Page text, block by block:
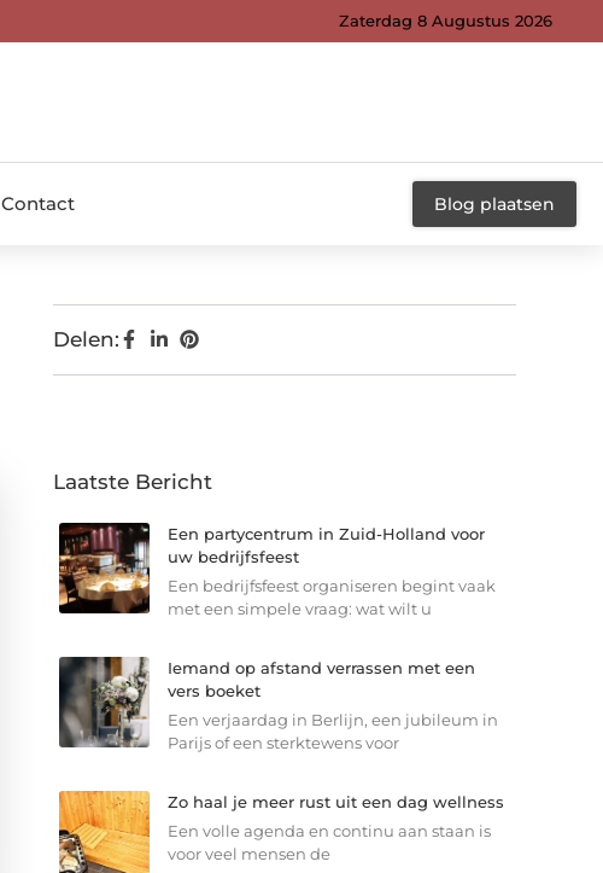
Zaterdag 8 Augustus 2026
Contact Blog plaatsen
Delen:
Laatste Bericht
Een partycentrum in Zuid-Holland voor
uw bedrijfsfeest
Een bedrijfsfeest organiseren begint vaak
met een simpele vraag: wat wilt u
Iemand op afstand verrassen met een
vers boeket
Een verjaardag in Berlijn, een jubileum in
Parijs of een sterkte­wens voor
Zo haal je meer rust uit een dag wellness
Een volle agenda en continu aan staan is
voor veel mensen de